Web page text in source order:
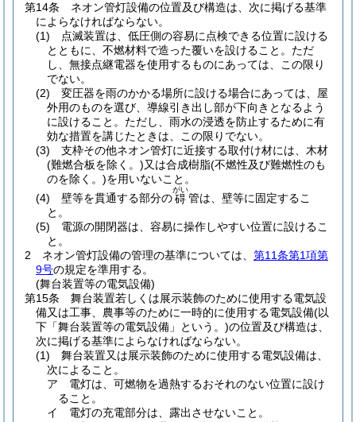
第14条
ネオン管灯設備の位置及び構造は、次に掲げる基準
によらなければならない。
(1)
点滅装置は、低圧側の容易に点検できる位置に設ける
とともに、不燃材料で造った覆いを設けること。 ただ
し、無接点継電器を使用するものにあっては、この限り
でない。
(2)
変圧器を雨のかかる場所に設ける場合にあっては、屋
外用のものを選び、導線引き出し部が下向きとなるよう
に設けること。 ただし、雨水の浸透を防止するために有
効な措置を講じたときは、この限りでない。
(3)
支枠その他ネオン管灯に近接する取付け材には、木材
(難燃合板を除く。)又は合成樹脂(不燃性及び難燃性のも
のを除く。)を用いないこと。
(4)
壁等を貫通する部分の碍
がい
管は、壁等に固定するこ
と。
(5)
電源の開閉器は、容易に操作しやすい位置に設けるこ
と。
2
ネオン管灯設備の管理の基準については、 第11条第1項第
9号の規定を準用する。
(舞台装置等の電気設備)
第15条
舞台装置若しくは展示装飾のために使用する電気設
備又は工事、農事等のために一時的に使用する電気設備(以
下「舞台装置等の電気設備」という。)の位置及び構造は、
次に掲げる基準によらなければならない。
(1)
舞台装置又は展示装飾のために使用する電気設備は、
次によること。
ア
電灯は、可燃物を過熱するおそれのない位置に設け
ること。
イ
電灯の充電部分は、露出させないこと。